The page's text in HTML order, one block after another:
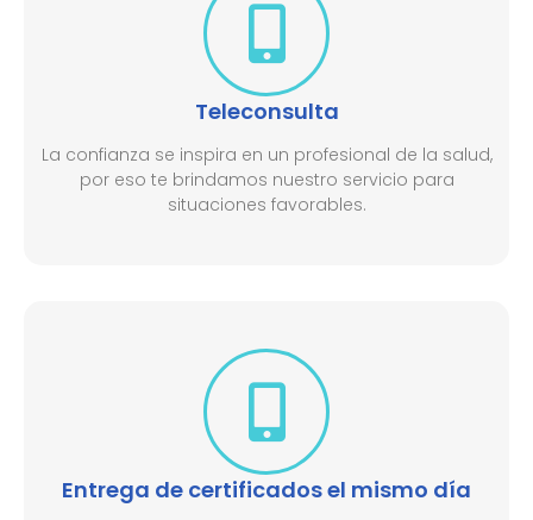
Teleconsulta
La confianza se inspira en un profesional de la salud,
por eso te brindamos nuestro servicio para
situaciones favorables.
Entrega de certificados el mismo día